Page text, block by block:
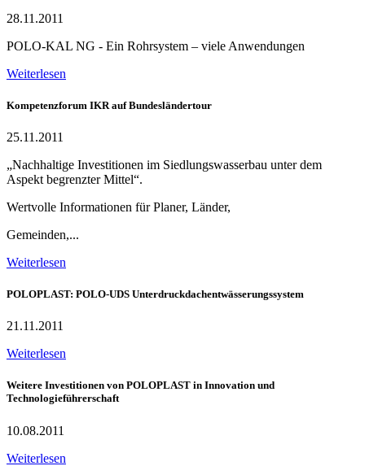
28.11.2011
POLO-KAL NG - Ein Rohrsystem – viele Anwendungen
Weiterlesen
Kompetenzforum IKR auf Bundesländertour
25.11.2011
„Nachhaltige Investitionen im Siedlungswasserbau unter dem
Aspekt begrenzter Mittel“.
Wertvolle Informationen für Planer, Länder,
Gemeinden,...
Weiterlesen
POLOPLAST: POLO-UDS Unterdruckdachentwässerungssystem
21.11.2011
Weiterlesen
Weitere Investitionen von POLOPLAST in Innovation und
Technologieführerschaft
10.08.2011
Weiterlesen